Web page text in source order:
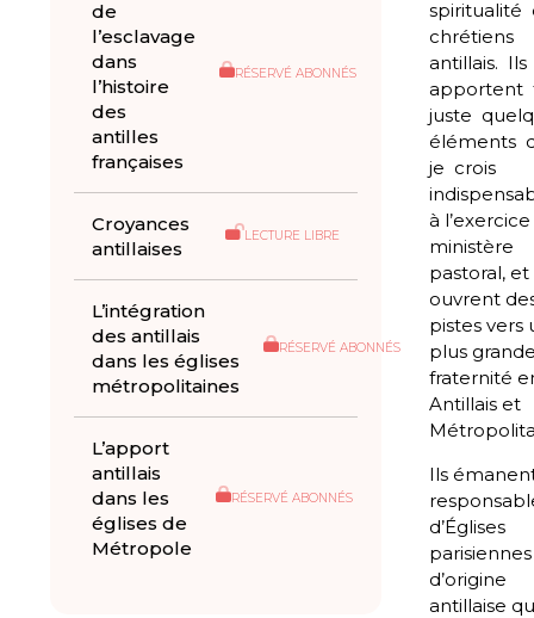
de
l’esclavage
dans
l’histoire
des
antilles
françaises
RÉSERVÉ ABONNÉS
Croyances
antillaises
LECTURE LIBRE
L’intégration
des antillais
dans les églises
métropolitaines
RÉSERVÉ ABONNÉS
L’apport
antillais
dans les
églises de
Métropole
RÉSERVÉ ABONNÉS
spiritualité
chrétiens
antillais. Ils
apportent
juste
éléments
je crois
à
ministère
pastoral, et
ouvrent
pistes vers
plus
fraternité
Antillais et
Ils
d’Églises
parisiennes
d’origine
antillaise